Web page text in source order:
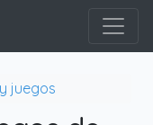
juegos